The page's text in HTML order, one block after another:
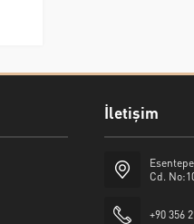
İletişim
Cd.
+90 356